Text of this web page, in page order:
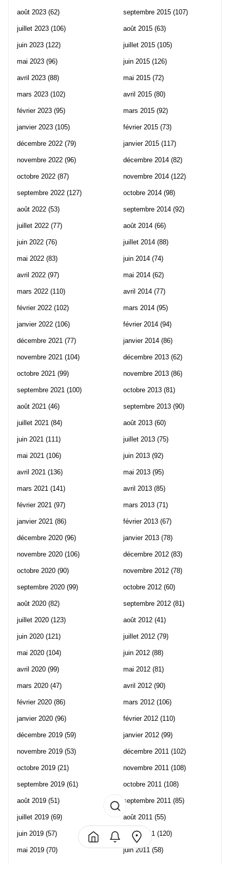
août 2023 (62)
juillet 2023 (106)
juin 2023 (122)
mai 2023 (96)
avril 2023 (88)
mars 2023 (102)
février 2023 (95)
janvier 2023 (105)
décembre 2022 (79)
novembre 2022 (96)
octobre 2022 (87)
septembre 2022 (127)
août 2022 (53)
juillet 2022 (77)
juin 2022 (76)
mai 2022 (83)
avril 2022 (97)
mars 2022 (110)
février 2022 (102)
janvier 2022 (106)
décembre 2021 (77)
novembre 2021 (104)
octobre 2021 (99)
septembre 2021 (100)
août 2021 (46)
juillet 2021 (84)
juin 2021 (111)
mai 2021 (106)
avril 2021 (136)
mars 2021 (141)
février 2021 (97)
janvier 2021 (86)
décembre 2020 (96)
novembre 2020 (106)
octobre 2020 (90)
septembre 2020 (99)
août 2020 (82)
juillet 2020 (123)
juin 2020 (121)
mai 2020 (104)
avril 2020 (99)
mars 2020 (47)
février 2020 (86)
janvier 2020 (96)
décembre 2019 (59)
novembre 2019 (53)
octobre 2019 (21)
septembre 2019 (61)
août 2019 (51)
juillet 2019 (69)
juin 2019 (57)
mai 2019 (70)
septembre 2015 (107)
août 2015 (63)
juillet 2015 (105)
juin 2015 (126)
mai 2015 (72)
avril 2015 (80)
mars 2015 (92)
février 2015 (73)
janvier 2015 (117)
décembre 2014 (82)
novembre 2014 (122)
octobre 2014 (98)
septembre 2014 (92)
août 2014 (66)
juillet 2014 (88)
juin 2014 (74)
mai 2014 (62)
avril 2014 (77)
mars 2014 (95)
février 2014 (94)
janvier 2014 (86)
décembre 2013 (62)
novembre 2013 (86)
octobre 2013 (81)
septembre 2013 (90)
août 2013 (60)
juillet 2013 (75)
juin 2013 (92)
mai 2013 (95)
avril 2013 (85)
mars 2013 (71)
février 2013 (67)
janvier 2013 (78)
décembre 2012 (83)
novembre 2012 (78)
octobre 2012 (60)
septembre 2012 (81)
août 2012 (41)
juillet 2012 (79)
juin 2012 (88)
mai 2012 (81)
avril 2012 (90)
mars 2012 (106)
février 2012 (110)
janvier 2012 (99)
décembre 2011 (102)
novembre 2011 (108)
octobre 2011 (108)
septembre 2011 (85)
août 2011 (55)
juillet 2011 (120)
juin 2011 (58)